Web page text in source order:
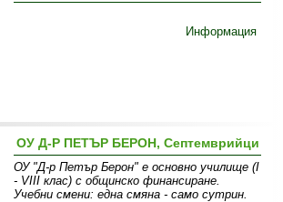
Информация
ОУ Д-Р ПЕТЪР БЕРОН, Септемврийци
ОУ "Д-р Петър Берон" е основно училище (І
- VІІІ клас) с общинско финансиране.
Учебни смени: една смяна - само сутрин .